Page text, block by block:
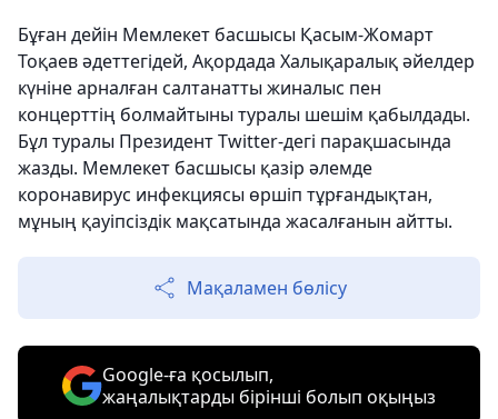
Бұған дейін Мемлекет басшысы Қасым-Жомарт
Тоқаев әдеттегідей, Ақордада Халықаралық әйелдер
күніне арналған салтанатты жиналыс пен
концерттің болмайтыны туралы шешім қабылдады.
Бұл туралы Президент Twitter-дегі парақшасында
жазды. Мемлекет басшысы қазір әлемде
коронавирус инфекциясы өршіп тұрғандықтан,
мұның қауіпсіздік мақсатында жасалғанын айтты.
Мақаламен бөлісу
Google-ға қосылып,
жаңалықтарды бірінші болып оқыңыз